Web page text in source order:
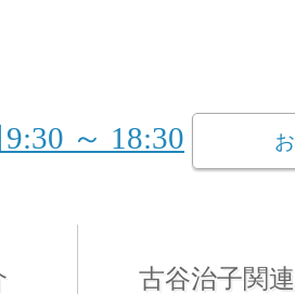
～ 18:30
古谷治子関連